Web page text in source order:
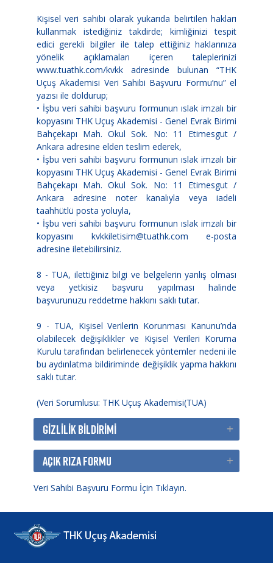
Kişisel veri sahibi olarak yukarıda belirtilen hakları
kullanmak istediğiniz takdirde; kimliğinizi tespit
edici gerekli bilgiler ile talep ettiğiniz haklarınıza
yönelik açıklamaları içeren taleplerinizi
www.tuathk.com/kvkk adresinde bulunan “THK
Uçuş Akademisi Veri Sahibi Başvuru Formu’nu” el
yazısı ile doldurup;
• İşbu veri sahibi başvuru formunun ıslak imzalı bir
kopyasını THK Uçuş Akademisi - Genel Evrak Birimi
Bahçekapı Mah. Okul Sok. No: 11 Etimesgut /
Ankara adresine elden teslim ederek,
• İşbu veri sahibi başvuru formunun ıslak imzalı bir
kopyasını THK Uçuş Akademisi - Genel Evrak Birimi
Bahçekapı Mah. Okul Sok. No: 11 Etimesgut /
Ankara adresine noter kanalıyla veya iadeli
taahhütlü posta yoluyla,
• İşbu veri sahibi başvuru formunun ıslak imzalı bir
kopyasını kvkkiletisim@tuathk.com e-posta
adresine iletebilirsiniz.
8 - TUA, ilettiğiniz bilgi ve belgelerin yanlış olması
veya yetkisiz başvuru yapılması halinde
başvurunuzu reddetme hakkını saklı tutar.
9 - TUA, Kişisel Verilerin Korunması Kanunu’nda
olabilecek değişiklikler ve Kişisel Verileri Koruma
Kurulu tarafından belirlenecek yöntemler nedeni ile
bu aydınlatma bildiriminde değişiklik yapma hakkını
saklı tutar.
(Veri Sorumlusu: THK Uçuş Akademisi(TUA)
GİZLİLİK BİLDİRİMİ
AÇIK RIZA FORMU
Veri Sahibi Başvuru Formu İçin Tıklayın.